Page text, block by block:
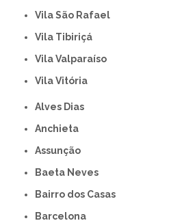
Vila São Rafael
Vila Tibiriçá
Vila Valparaíso
Vila Vitória
Alves Dias
Anchieta
Assunção
Baeta Neves
Bairro dos Casas
Barcelona